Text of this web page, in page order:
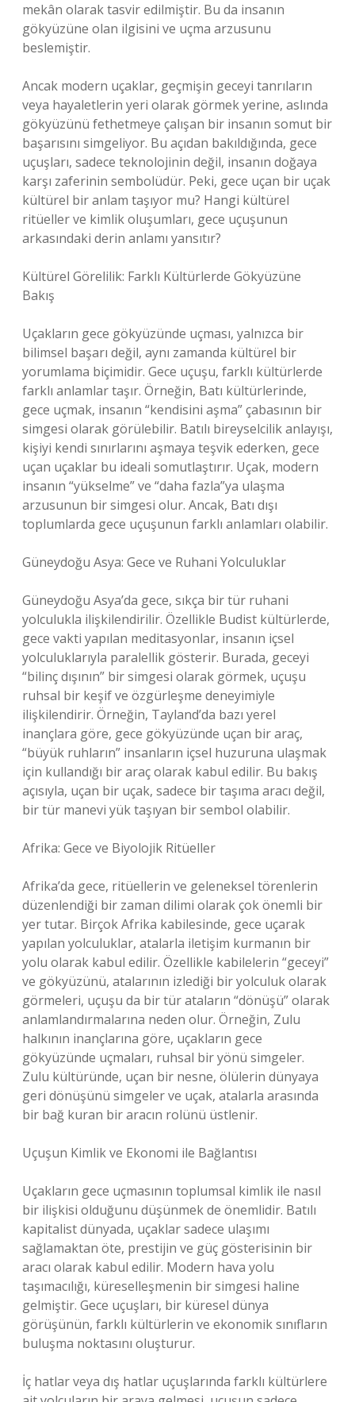
mekân olarak tasvir edilmiştir. Bu da insanın
gökyüzüne olan ilgisini ve uçma arzusunu
beslemiştir.
Ancak modern uçaklar, geçmişin geceyi tanrıların
veya hayaletlerin yeri olarak görmek yerine, aslında
gökyüzünü fethetmeye çalışan bir insanın somut bir
başarısını simgeliyor. Bu açıdan bakıldığında, gece
uçuşları, sadece teknolojinin değil, insanın doğaya
karşı zaferinin sembolüdür. Peki, gece uçan bir uçak
kültürel bir anlam taşıyor mu? Hangi kültürel
ritüeller ve kimlik oluşumları, gece uçuşunun
arkasındaki derin anlamı yansıtır?
Kültürel Görelilik: Farklı Kültürlerde Gökyüzüne
Bakış
Uçakların gece gökyüzünde uçması, yalnızca bir
bilimsel başarı değil, aynı zamanda kültürel bir
yorumlama biçimidir. Gece uçuşu, farklı kültürlerde
farklı anlamlar taşır. Örneğin, Batı kültürlerinde,
gece uçmak, insanın “kendisini aşma” çabasının bir
simgesi olarak görülebilir. Batılı bireyselcilik anlayışı,
kişiyi kendi sınırlarını aşmaya teşvik ederken, gece
uçan uçaklar bu ideali somutlaştırır. Uçak, modern
insanın “yükselme” ve “daha fazla”ya ulaşma
arzusunun bir simgesi olur. Ancak, Batı dışı
toplumlarda gece uçuşunun farklı anlamları olabilir.
Güneydoğu Asya: Gece ve Ruhani Yolculuklar
Güneydoğu Asya’da gece, sıkça bir tür ruhani
yolculukla ilişkilendirilir. Özellikle Budist kültürlerde,
gece vakti yapılan meditasyonlar, insanın içsel
yolculuklarıyla paralellik gösterir. Burada, geceyi
“bilinç dışının” bir simgesi olarak görmek, uçuşu
ruhsal bir keşif ve özgürleşme deneyimiyle
ilişkilendirir. Örneğin, Tayland’da bazı yerel
inançlara göre, gece gökyüzünde uçan bir araç,
“büyük ruhların” insanların içsel huzuruna ulaşmak
için kullandığı bir araç olarak kabul edilir. Bu bakış
açısıyla, uçan bir uçak, sadece bir taşıma aracı değil,
bir tür manevi yük taşıyan bir sembol olabilir.
Afrika: Gece ve Biyolojik Ritüeller
Afrika’da gece, ritüellerin ve geleneksel törenlerin
düzenlendiği bir zaman dilimi olarak çok önemli bir
yer tutar. Birçok Afrika kabilesinde, gece uçarak
yapılan yolculuklar, atalarla iletişim kurmanın bir
yolu olarak kabul edilir. Özellikle kabilelerin “geceyi”
ve gökyüzünü, atalarının izlediği bir yolculuk olarak
görmeleri, uçuşu da bir tür ataların “dönüşü” olarak
anlamlandırmalarına neden olur. Örneğin, Zulu
halkının inançlarına göre, uçakların gece
gökyüzünde uçmaları, ruhsal bir yönü simgeler.
Zulu kültüründe, uçan bir nesne, ölülerin dünyaya
geri dönüşünü simgeler ve uçak, atalarla arasında
bir bağ kuran bir aracın rolünü üstlenir.
Uçuşun Kimlik ve Ekonomi ile Bağlantısı
Uçakların gece uçmasının toplumsal kimlik ile nasıl
bir ilişkisi olduğunu düşünmek de önemlidir. Batılı
kapitalist dünyada, uçaklar sadece ulaşımı
sağlamaktan öte, prestijin ve güç gösterisinin bir
aracı olarak kabul edilir. Modern hava yolu
taşımacılığı, küreselleşmenin bir simgesi haline
gelmiştir. Gece uçuşları, bir küresel dünya
görüşünün, farklı kültürlerin ve ekonomik sınıfların
buluşma noktasını oluşturur.
İç hatlar veya dış hatlar uçuşlarında farklı kültürlere